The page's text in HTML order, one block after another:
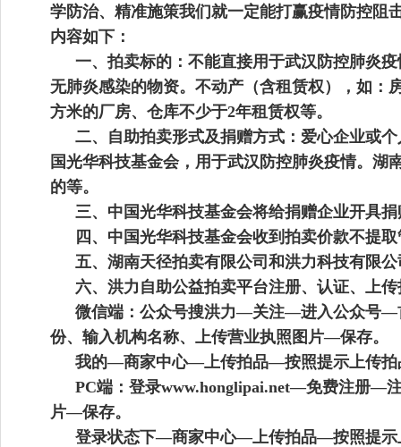
学防治、精准施策我们就一定能打赢疫情防控阻
内容如下：
一、拍卖标的：不能直接用于武汉防控肺炎
无肺炎感染的物资。不动产（含租赁权），如：
方米的厂房、仓库不少于2年租赁权等。
二、自助拍卖形式及捐赠方式：爱心企业或
国光华科技基金会，用于武汉防控肺炎疫情。 湖
的等。
三、中国光华科技基金会将给捐赠企业开具
四、中国光华科技基金会收到拍卖价款不提
五、 湖南天径拍卖有限公司和洪力科技有限
六、洪力自助公益拍卖平台注册、认证、上
微信端：公众号搜洪力—关注—进入公众号
份、输入机构名称、上传营业执照图片—保存。
我的—商家中心—上传拍品—按照提示上传
PC端：登录www.honglipai.net—免费注册—
片—保存。
登录状态下—商家中心—上传拍品—按照提